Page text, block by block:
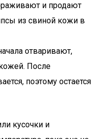
и продают
из свиной кожи в
отваривают,
После
поэтому остается
кусочки и